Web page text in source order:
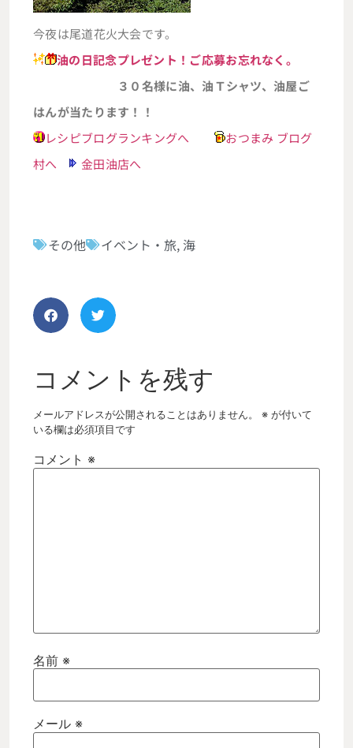
今夜は尾道花火大会です。
油の日記念プレゼント！ご応募お忘れなく。
３０名様に油、油Ｔシャツ、油屋ご
はんが当たります！！
レシピブログランキングへ
おつまみ ブログ
村へ
金田油店へ
その他 イベント・旅, 海
コメントを残す
メールアドレスが公開されることはありません。 ※ が付いて
いる欄は必須項目です
コメント ※
名前 ※
メール ※